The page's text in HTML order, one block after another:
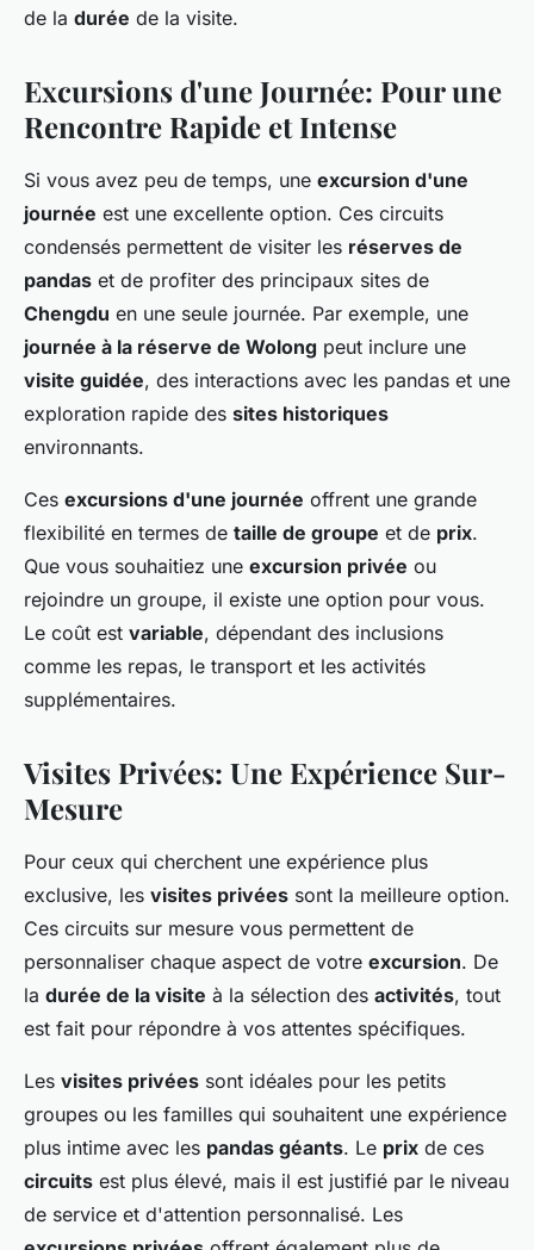
de la durée de la visite.
Excursions d'une Journée: Pour une
Rencontre Rapide et Intense
Si vous avez peu de temps, une excursion d'une
journée est une excellente option. Ces circuits
condensés permettent de visiter les réserves de
pandas et de profiter des principaux sites de
Chengdu en une seule journée. Par exemple, une
journée à la réserve de Wolong peut inclure une
visite guidée, des interactions avec les pandas et une
exploration rapide des sites historiques
environnants.
Ces excursions d'une journée offrent une grande
flexibilité en termes de taille de groupe et de prix.
Que vous souhaitiez une excursion privée ou
rejoindre un groupe, il existe une option pour vous.
Le coût est variable, dépendant des inclusions
comme les repas, le transport et les activités
supplémentaires.
Visites Privées: Une Expérience Sur-
Mesure
Pour ceux qui cherchent une expérience plus
exclusive, les visites privées sont la meilleure option.
Ces circuits sur mesure vous permettent de
personnaliser chaque aspect de votre excursion. De
la durée de la visite à la sélection des activités, tout
est fait pour répondre à vos attentes spécifiques.
Les visites privées sont idéales pour les petits
groupes ou les familles qui souhaitent une expérience
plus intime avec les pandas géants. Le prix de ces
circuits est plus élevé, mais il est justifié par le niveau
de service et d'attention personnalisé. Les